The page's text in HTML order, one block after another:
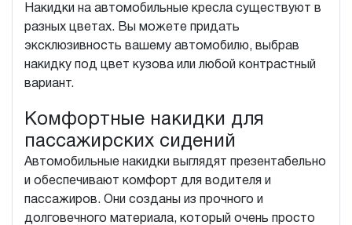
Накидки на автомобильные кресла существуют в
разных цветах. Вы можете придать
эксклюзивность вашему автомобилю, выбрав
накидку под цвет кузова или любой контрастный
вариант.
Комфортные накидки для
пассажирских сидений
Автомобильные накидки выглядят презентабельно
и обеспечивают комфорт для водителя и
пассажиров. Они созданы из прочного и
долговечного материала, который очень просто